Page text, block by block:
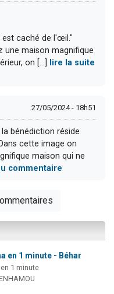
est caché de l'œil."
une maison magnifique
on [...]
lire la suite
27/05/2024 - 18h51
bénédiction réside
cette image on
maison qui ne
commentaire
en 1 minute - Béhar
1 minute